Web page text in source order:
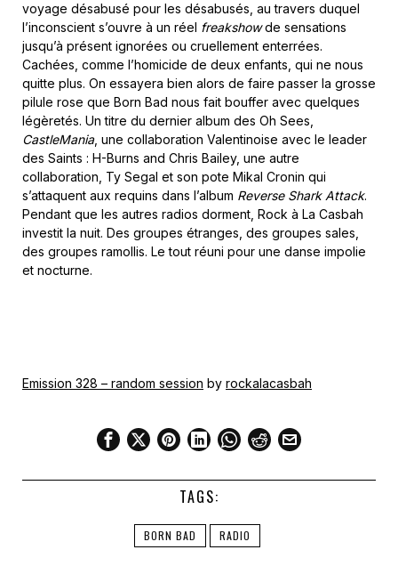
voyage désabusé pour les désabusés, au travers duquel
l’inconscient s’ouvre à un réel freakshowde sensations
jusqu’à présent ignorées ou cruellement enterrées.
Cachées, comme l’homicide de deux enfants, qui ne nous
quitte plus. On essayera bien alors de faire passer la grosse
pilule rose que Born Bad nous fait bouffer avec quelques
légèretés. Un titre du dernier album des Oh Sees,
CastleMania, une collaboration Valentinoise avec le leader
des Saints : H-Burns and Chris Bailey, une autre
collaboration, Ty Segal et son pote Mikal Cronin qui
s’attaquent aux requins dans l’album Reverse Shark Attack.
Pendant que les autres radios dorment, Rock à La Casbah
investit la nuit. Des groupes étranges, des groupes sales,
des groupes ramollis. Le tout réuni pour une danse impolie
et nocturne.
Emission 328 – random session by rockalacasbah
TAGS:
BORN BAD RADIO